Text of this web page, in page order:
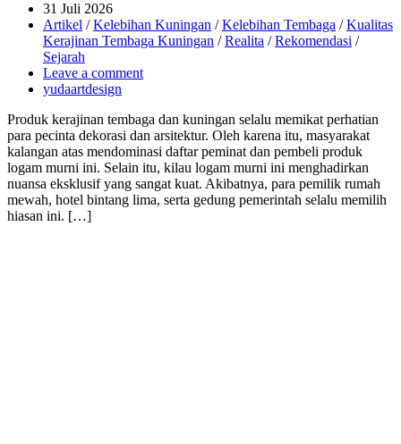
31 Juli 2026
Artikel /Kelebihan Kuningan /Kelebihan Tembaga /Kualitas
Kerajinan Tembaga Kuningan /Realita /Rekomendasi /
Sejarah
Leave a comment
yudaartdesign
Produk kerajinan tembaga dan kuningan selalu memikat perhatian
para pecinta dekorasi dan arsitektur. Oleh karena itu, masyarakat
kalangan atas mendominasi daftar peminat dan pembeli produk
logam murni ini. Selain itu, kilau logam murni ini menghadirkan
nuansa eksklusif yang sangat kuat. Akibatnya, para pemilik rumah
mewah, hotel bintang lima, serta gedung pemerintah selalu memilih
hiasan ini. […]